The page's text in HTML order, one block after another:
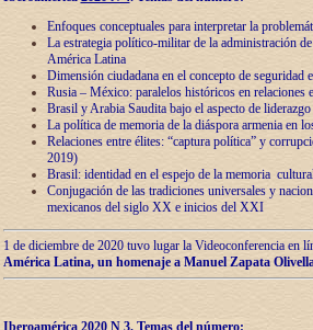
Enfoques conceptuales para interpretar la
La estrategia político-militar de la administración
América Latina
Dimensión ciudadana en el concepto de seguridad
Rusia – México: paralelos históricos en relaciones
Brasil y Arabia Saudita bajo el aspecto de
La política de memoria de la diáspora armenia en
Relaciones entre élites: “captura política” y
2019)
Brasil: identidad en el espejo de la memoria
Conjugación de las tradiciones universales y
mexicanos del siglo XX e inicios del XXI
1 de diciembre de 2020 tuvo lugar la Videoconferencia en
América Latina, un homenaje a Manuel Zapata
Iberoamérica 2020 N 3.Temas del número: